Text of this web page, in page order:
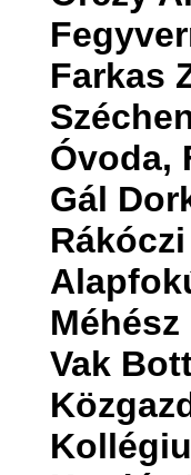
Farkas
Óvoda,
Gál
Vak